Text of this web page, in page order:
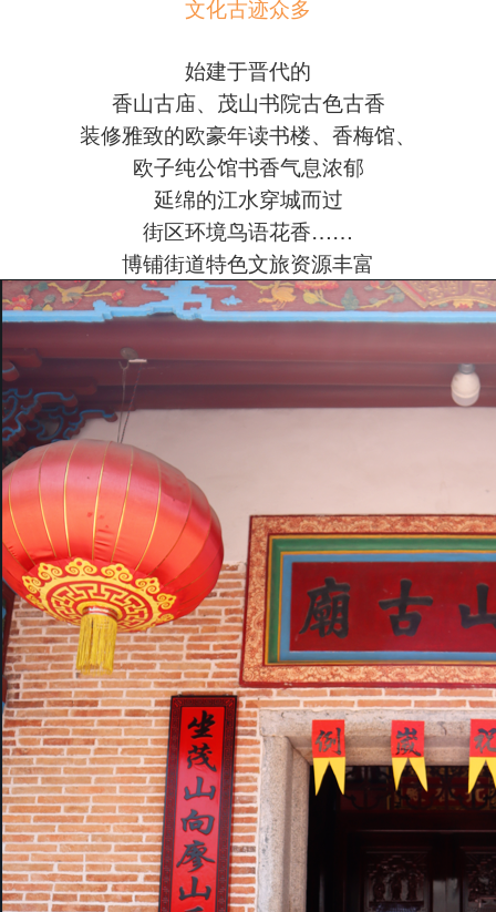
文化古迹众多
始建于晋代的
香山古庙、茂山书院古色古香
装修雅致的欧豪年读书楼、香梅馆、
欧子纯公馆书香气息浓郁
延绵的江水穿城而过
街区环境鸟语花香……
博铺街道特色文旅资源丰富